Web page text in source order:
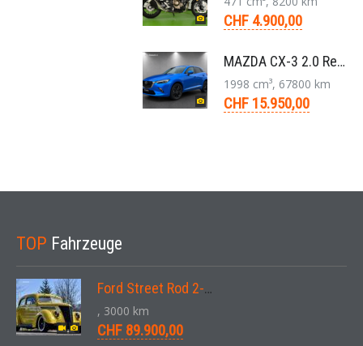
CHF 4.900,00
MAZDA CX-3 2.0 Revolution FWD Skyactiv Drive SUV 2017
1998 cm³, 67800 km
CHF 15.950,00
TOP Fahrzeuge
Ford Street Rod 2-Door V8 Aut. 1937
, 3000 km
CHF 89.900,00